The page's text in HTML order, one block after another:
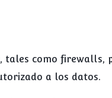
tales como firewalls,
a los datos.